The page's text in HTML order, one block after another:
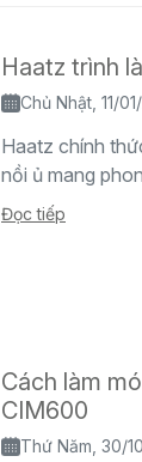
Haatz trình
Chủ Nhật, 11/
Haatz chính
nồi ủ mang
Đọc tiếp
Cách làm
CIM600
Thứ Năm, 30/